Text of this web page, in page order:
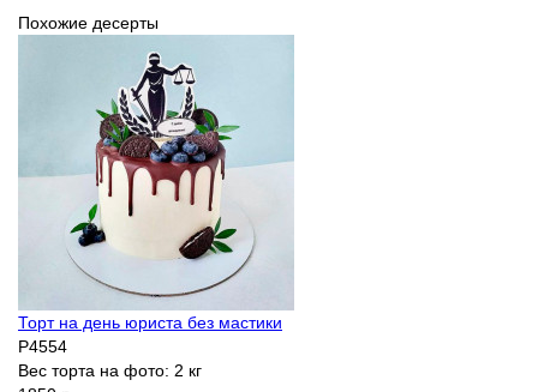
Похожие десерты
Торт на день юриста без мастики
P4554
Вес торта на фото: 2 кг